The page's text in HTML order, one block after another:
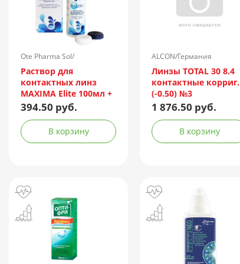
Ote Pharma Sol/
Нидерланды
Раствор для
контактных линз
MAXIMA Elite 100мл +
контейнер
394.50 руб.
В корзину
ALCON/Германия
Линзы TOTAL 30 8.4
контактные корриг.
(-0.50) №3
1 876.50 руб.
В корзину